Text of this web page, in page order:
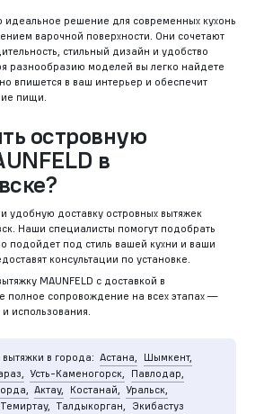
идеальное решение для современных кухонь
варочной поверхности. Они сочетают
стильный дизайн и удобство
разнообразию моделей вы легко найдете
впишется в ваш интерьер и обеспечит
пищи.
островную
в
удобную доставку островных вытяжек
Наши специалисты помогут подобрать
подойдет под стиль вашей кухни и ваши
консультации по установке.
MAUNFELD с доставкой в
полное сопровождение на всех этапах —
использования.
в города: Астана,
Шымкент,
Усть-Каменогорск,
Павлодар,
Актау, Костанай,
Уральск,
Темиртау, Талдыкорган,
Экибастуз